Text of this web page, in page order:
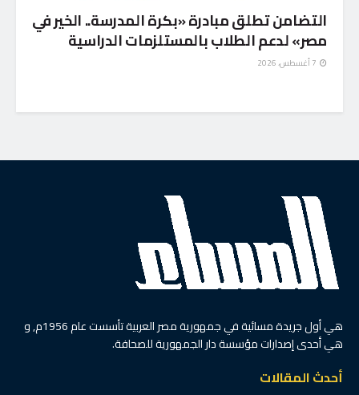
التضامن تطلق مبادرة «بكرة المدرسة.. الخير في
مصر» لدعم الطلاب بالمستلزمات الدراسية
هي أول جريدة مسائية في جمهورية مصر العربية تأسست عام 1956م, و
هي أحدى إصدارات مؤسسة دار الجمهورية للصحافة.
أحدث المقالات